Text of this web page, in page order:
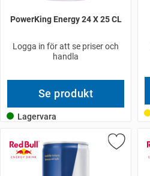
PowerKing Energy 24 X 25 CL
Logga in för att se priser och
handla
Se produkt
Lagervara